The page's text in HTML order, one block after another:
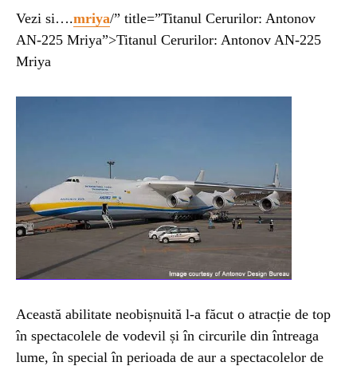
Vezi si….mriya/” title=”Titanul Cerurilor: Antonov
AN-225 Mriya”>Titanul Cerurilor: Antonov AN-225
Mriya
Această abilitate neobișnuită l-a făcut o atracție de top
în spectacolele de vodevil și în circurile din întreaga
lume, în special în perioada de aur a spectacolelor de